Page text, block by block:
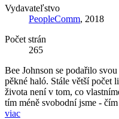
Vydavateľstvo
PeopleComm, 2018
Počet strán
265
Bee Johnson se podařilo
pěkné haló. Stále větší počet
života není v tom, co
tím méně svobodní jsme -
viac